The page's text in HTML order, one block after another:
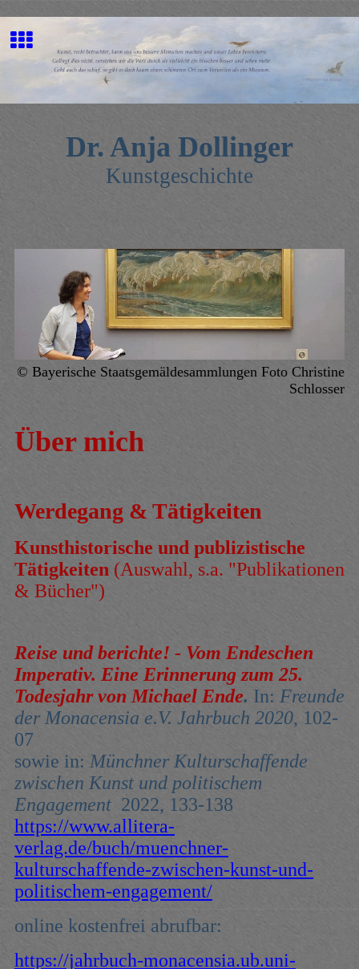
Dr. Anja Dollinger
Kunstgeschichte
© Bayerische Staatsgemäldesammlungen Foto Christine
Schlosser
Über mich
Werdegang & Tätigkeiten
Kunsthistorische und publizistische
Tätigkeiten (Auswahl, s.a. "Publikationen
& Bücher")
Reise und berichte! - Vom Endeschen
Imperativ. Eine Erinnerung zum 25.
Todesjahr von Michael Ende. In: Freunde
der Monacensia e.V. Jahrbuch 2020, 102-
07
sowie in: Münchner Kulturschaffende
zwischen Kunst und politischem
Engagement2022, 133-138
https://www.allitera-
verlag.de/buch/muenchner-
kulturschaffende-zwischen-kunst-und-
politischem-engagement/
online kostenfrei abrufbar:
https://jahrbuch-monacensia.ub.uni-